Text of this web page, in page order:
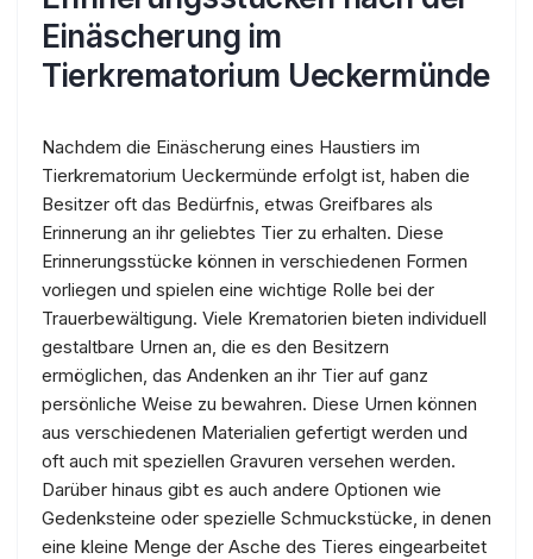
Einäscherung im
Tierkrematorium Ueckermünde
Nachdem die Einäscherung eines Haustiers im
Tierkrematorium Ueckermünde erfolgt ist, haben die
Besitzer oft das Bedürfnis, etwas Greifbares als
Erinnerung an ihr geliebtes Tier zu erhalten. Diese
Erinnerungsstücke können in verschiedenen Formen
vorliegen und spielen eine wichtige Rolle bei der
Trauerbewältigung. Viele Krematorien bieten individuell
gestaltbare Urnen an, die es den Besitzern
ermöglichen, das Andenken an ihr Tier auf ganz
persönliche Weise zu bewahren. Diese Urnen können
aus verschiedenen Materialien gefertigt werden und
oft auch mit speziellen Gravuren versehen werden.
Darüber hinaus gibt es auch andere Optionen wie
Gedenksteine oder spezielle Schmuckstücke, in denen
eine kleine Menge der Asche des Tieres eingearbeitet